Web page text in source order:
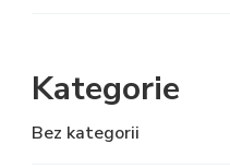
Kategorie
Bez kategorii